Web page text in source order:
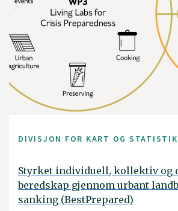
DIVISJON FOR KART OG
Styrket individuell, kollektiv og
beredskap gjennom urbant
sanking (BestPrepared)